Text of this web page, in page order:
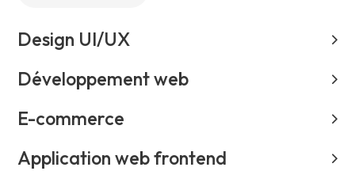
Design UI/UX
Développement web
E-commerce
Application web frontend